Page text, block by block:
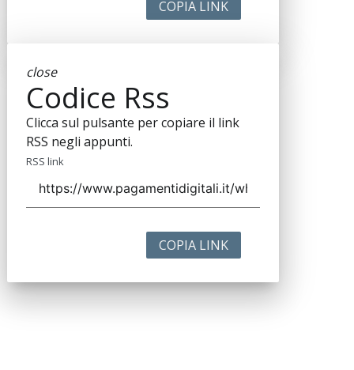
COPIA LINK
close
Codice Rss
Clicca sul pulsante per copiare il link
RSS negli appunti.
RSS link
COPIA LINK